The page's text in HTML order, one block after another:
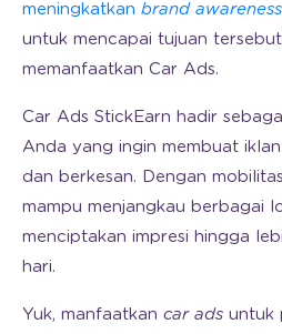
meningkatkan brand awareness
untuk mencapai tujuan
memanfaatkan Car Ads.
Car Ads StickEarn hadir
Anda yang ingin membuat
dan berkesan. Dengan
mampu menjangkau berbagai
menciptakan impresi hingga
hari.
Yuk, manfaatkan car ads untuk